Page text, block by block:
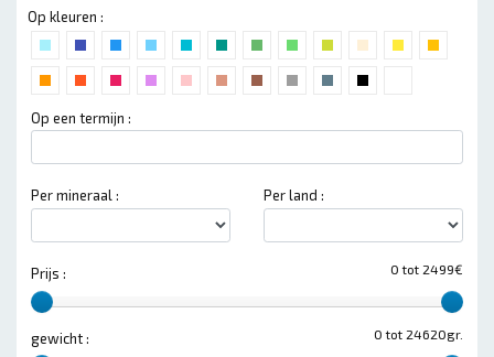
Op kleuren :
Op een termijn :
Per mineraal : Per land :
0 tot 2499€
Prijs :
0 tot 24620gr.
gewicht :